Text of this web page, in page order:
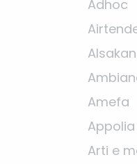
Adhoc
Amefa
Appolia
Arti e